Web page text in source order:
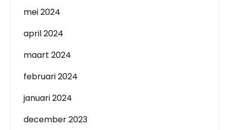
mei 2024
april 2024
maart 2024
februari 2024
januari 2024
december 2023